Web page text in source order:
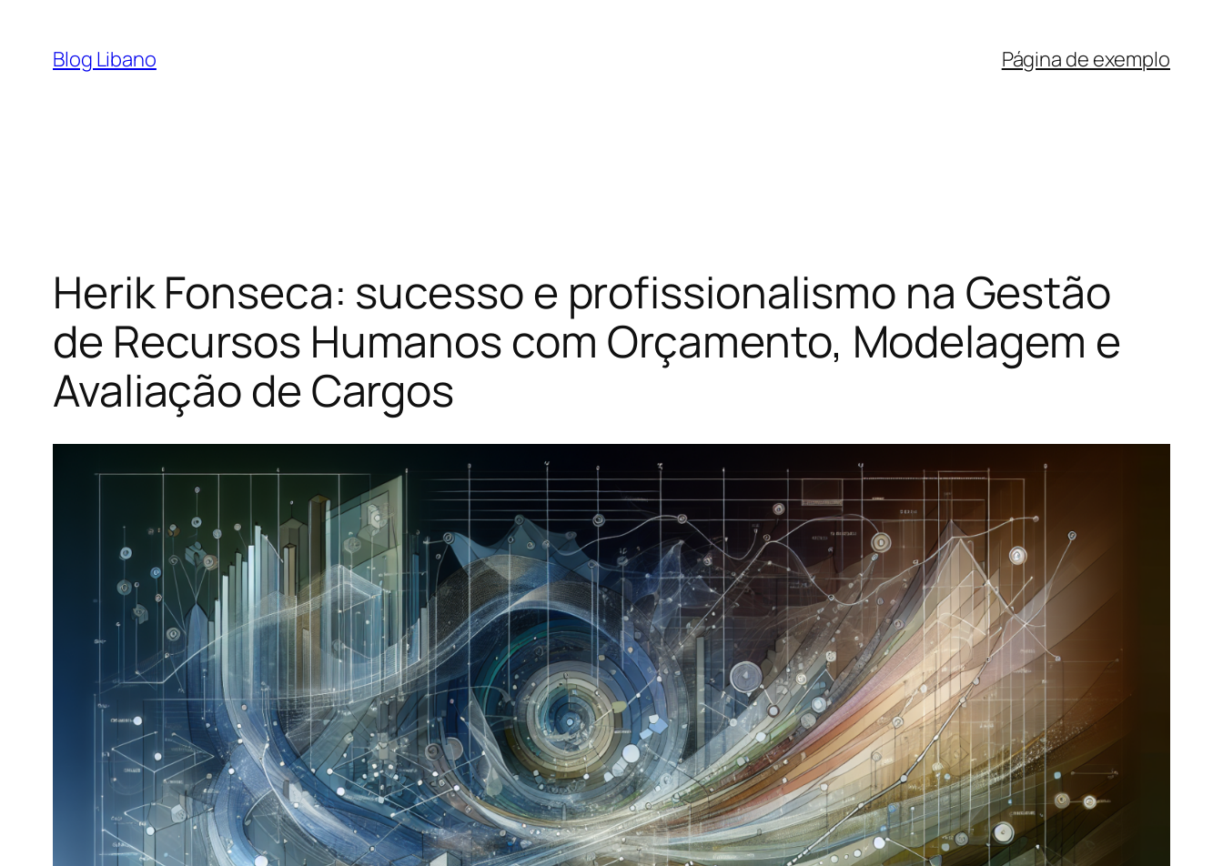
Blog Libano Página de exemplo
Herik Fonseca: sucesso e profissionalismo na Gestão
de Recursos Humanos com Orçamento, Modelagem e
Avaliação de Cargos